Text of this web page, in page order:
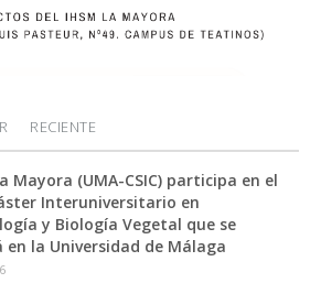
IHSM La
Guido van
RECIENTE
Mayora (UMA-CSIC) participa en el
Interuniversitario en
y Biología Vegetal que se
la Universidad de Málaga